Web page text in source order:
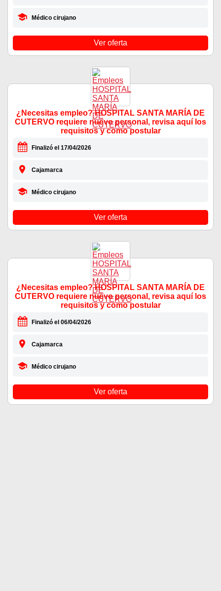
Médico cirujano
Ver oferta
¿Necesitas empleo? HOSPITAL SANTA MARÍA DE
CUTERVO requiere nuevo personal, revisa aquí los
requisitos y como postular
Finalizó el 17/04/2026
Cajamarca
Médico cirujano
Ver oferta
¿Necesitas empleo? HOSPITAL SANTA MARÍA DE
CUTERVO requiere nuevo personal, revisa aquí los
requisitos y como postular
Finalizó el 06/04/2026
Cajamarca
Médico cirujano
Ver oferta